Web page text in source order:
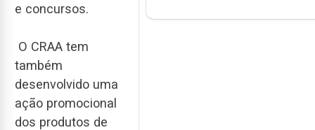
e concursos.
O CRAA tem
também
desenvolvido uma
ação promocional
dos produtos de